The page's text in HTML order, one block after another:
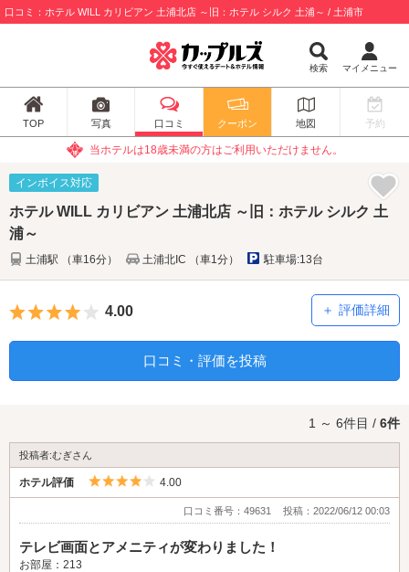
口コミ：ホテル WILL カリビアン 土浦北店 ～旧：ホテル シルク 土浦～ / 土浦市
検索 マイメニュー
TOP 写真 口コミ クーポン 地図 予約
当ホテルは18歳未満の方はご利用いただけません。
インボイス対応
ホテル WILL カリビアン 土浦北店 ～旧：ホテル シルク 土
浦～
土浦駅 （車16分） 土浦北IC （車1分） 駐車場:13台
5つ星のうち4
4.00 評価詳細
口コミ・評価を投稿
1 ～ 6件目 / 6件
投稿者:むぎさん
ホテル評価 5つ星のうち4
4.00
口コミ番号：49631 投稿：2022/06/12 00:03
テレビ画面とアメニティが変わりました！
お部屋：213